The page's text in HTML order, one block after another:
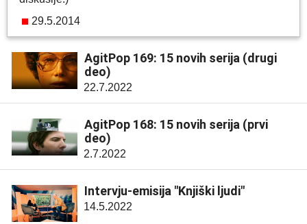
29.5.2014
AgitPop 169: 15 novih serija (drugi
deo)
22.7.2022
AgitPop 168: 15 novih serija (prvi
deo)
2.7.2022
Intervju-emisija "Knjiški ljudi"
14.5.2022